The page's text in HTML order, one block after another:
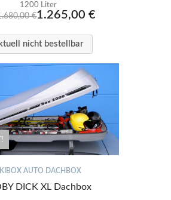
1200 Liter
€1.265,00€
nicht bestellbar
AUTO DACHBOX
DICK XL Dachbox